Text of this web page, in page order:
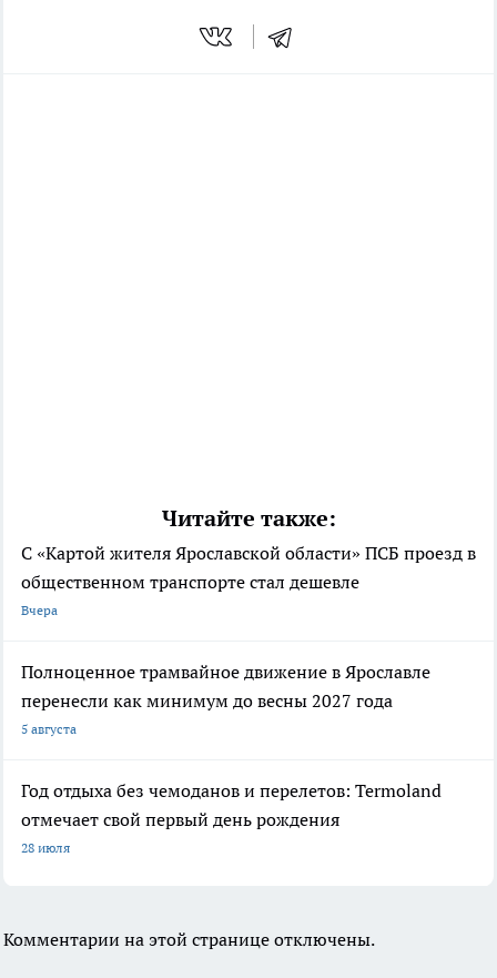
Читайте также:
С «Картой жителя Ярославской области» ПСБ проезд в
общественном транспорте стал дешевле
Вчера
Полноценное трамвайное движение в Ярославле
перенесли как минимум до весны 2027 года
5 августа
Год отдыха без чемоданов и перелетов: Termoland
отмечает свой первый день рождения
28 июля
Комментарии на этой странице отключены.